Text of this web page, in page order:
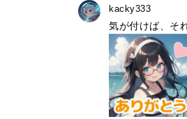
kacky333
気が付けば、そ